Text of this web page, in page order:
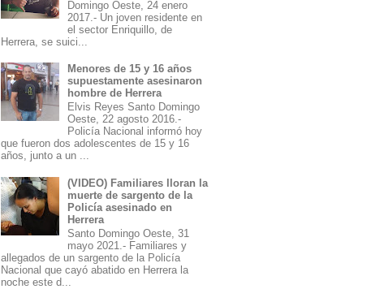
Domingo Oeste, 24 enero
2017.- Un joven residente en
el sector Enriquillo, de
Herrera, se suici...
Menores de 15 y 16 años
supuestamente asesinaron
hombre de Herrera
Elvis Reyes Santo Domingo
Oeste, 22 agosto 2016.-
Policía Nacional informó hoy
que fueron dos adolescentes de 15 y 16
años, junto a un ...
(VIDEO) Familiares lloran la
muerte de sargento de la
Policía asesinado en
Herrera
Santo Domingo Oeste, 31
mayo 2021.- Familiares y
allegados de un sargento de la Policía
Nacional que cayó abatido en Herrera la
noche este d...